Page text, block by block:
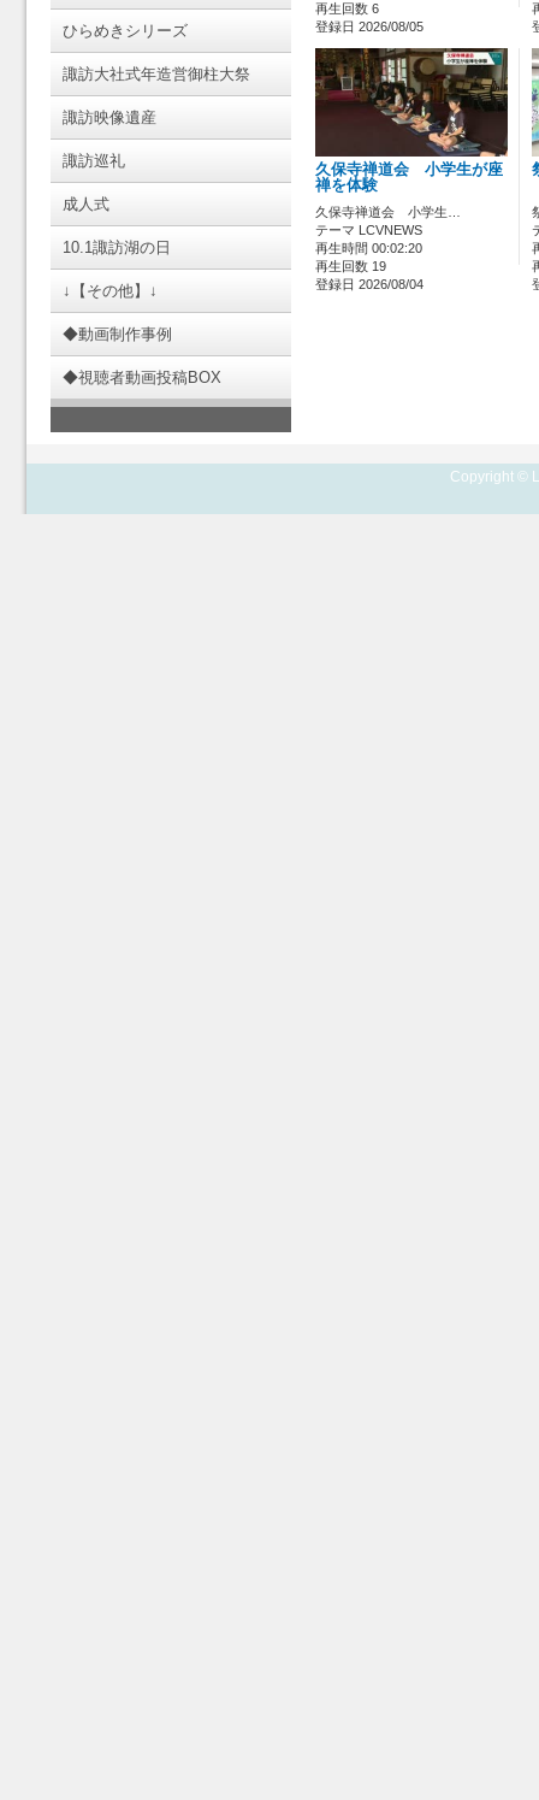
ひらめきシリーズ
諏訪大社式年造営御柱大祭
諏訪映像遺産
諏訪巡礼
成人式
10.1諏訪湖の日
↓【その他】↓
◆動画制作事例
◆視聴者動画投稿BOX
再生回数 6
登録日 2026/08/05
久保寺禅道会 小学生が座
禅を体験
久保寺禅道会 小学生…
テーマ LCVNEWS
再生時間 00:02:20
再生回数 19
登録日 2026/08/04
Copyright ©